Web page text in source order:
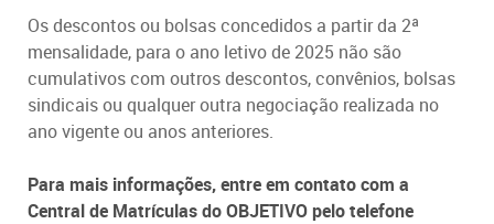
Os descontos ou bolsas concedidos a partir da 2ª
mensalidade, para o ano letivo de 2025 não são
cumulativos com outros descontos, convênios, bolsas
sindicais ou qualquer outra negociação realizada no
ano vigente ou anos anteriores.
Para mais informações, entre em contato com a
Central de Matrículas do OBJETIVO pelo telefone